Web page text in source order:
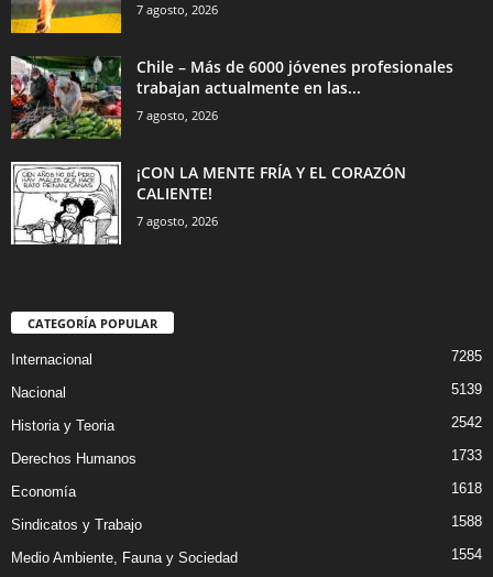
7 agosto, 2026
Chile – Más de 6000 jóvenes profesionales
trabajan actualmente en las...
7 agosto, 2026
¡CON LA MENTE FRÍA Y EL CORAZÓN
CALIENTE!
7 agosto, 2026
CATEGORÍA POPULAR
Internacional 7285
Nacional 5139
Historia y Teoria 2542
Derechos Humanos 1733
Economía 1618
Sindicatos y Trabajo 1588
Medio Ambiente, Fauna y Sociedad 1554